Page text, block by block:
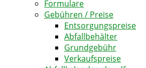
Formulare
Gebühren / Preise
Entsorgungspreise
Abfallbehälter
Grundgebühr
Verkaufspreise